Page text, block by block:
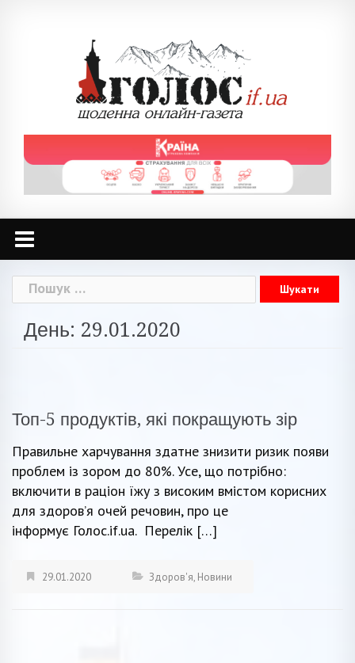
Пошук:
День: 29.01.2020
Топ-5 продуктів, які покращують зір
Правильне харчування здатне знизити ризик появи
проблем із зором до 80%. Усе, що потрібно:
включити в раціон їжу з високим вмістом корисних
для здоров’я очей речовин, про це
інформує Голос.if.ua. Перелік […]
29.01.2020 Здоров'я, Новини